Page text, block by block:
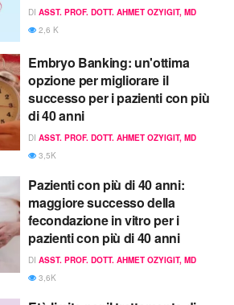
DI ASST. PROF. DOTT. AHMET OZYIGIT, MD
2,6 K
Embryo Banking: un'ottima
opzione per migliorare il
successo per i pazienti con più
di 40 anni
DI ASST. PROF. DOTT. AHMET OZYIGIT, MD
3,5K
Pazienti con più di 40 anni:
maggiore successo della
fecondazione in vitro per i
pazienti con più di 40 anni
DI ASST. PROF. DOTT. AHMET OZYIGIT, MD
3,6K